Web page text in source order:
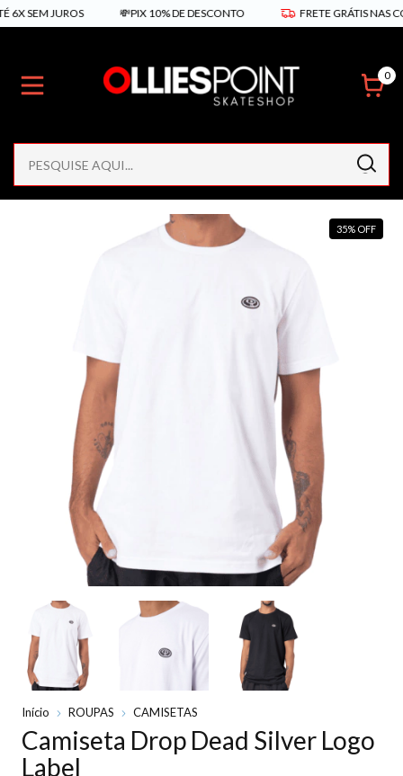
JUROS 💸PIX 10% DE DESCONTO FRETE GRÁTIS NAS
0
35% OFF
Início ROUPAS CAMISETAS
Camiseta Drop Dead Silver Logo
Label